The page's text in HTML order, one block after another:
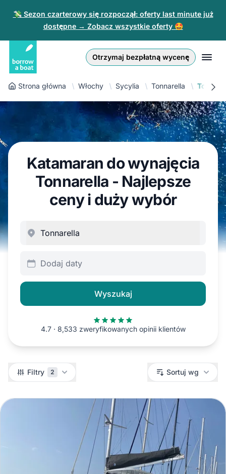
💸 Sezon czarterowy się rozpoczął: oferty last minute już
dostępne → Zobacz wszystkie oferty 🤩
Otrzymaj bezpłatną wycenę
Zaloguj się
Zarejestruj się
zł
Euro
Złoty
English (UK)
Nederlands
Español
Français
Strona główna Włochy Sycylia Tonnarella
Katamaran do wynajęcia
Tonnarella - Najlepsze
ceny i duży wybór
Dodaj daty
Wyszukaj
4.7 · 8,533 zweryfikowanych opinii klientów
Filtry Filtry 2 Sortuj wg